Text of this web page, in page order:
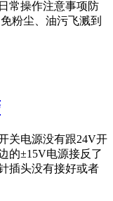
常操作注意事项防
粉尘、油污飞溅到
关电源没有跟24V开
的±15V电源接反了
插头没有接好或者